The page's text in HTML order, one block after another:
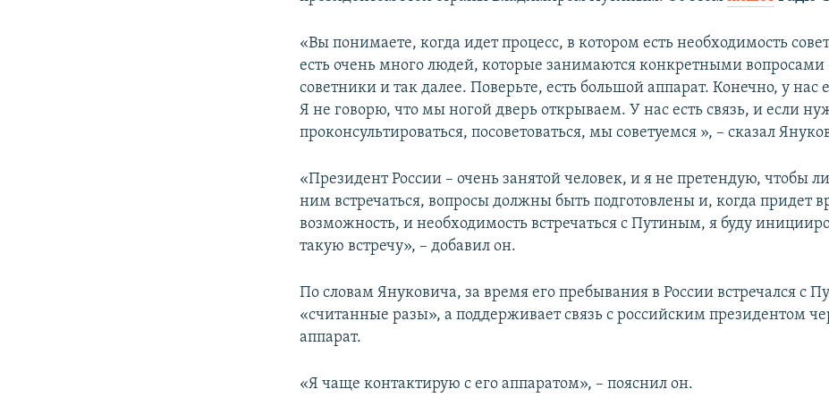
«Вы понимаете, когда идет процесс, в котором есть необходимость
есть очень много людей, которые занимаются конкретными вопросами
советники и так далее. Поверьте, есть большой аппарат. Конечно, у нас
Я не говорю, что мы ногой дверь открываем. У нас есть связь, и если
проконсультироваться, посоветоваться, мы советуемся », – сказал
«Президент России – очень занятой человек, и я не претендую, чтобы
ним встречаться, вопросы должны быть подготовлены и, когда придет
возможность, и необходимость встречаться с Путиным, я буду
такую встречу», – добавил он.
По словам Януковича, за время его пребывания в России встречался с
«считанные разы», а поддерживает связь с российским президентом
аппарат.
«Я чаще контактирую с его аппаратом», – пояснил он.